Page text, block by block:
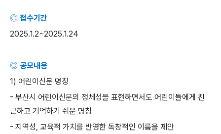
◎ 접수기간
2025.1.2~2025.1.24
◎ 공모내용
1) 어린이신문 명칭
- 부산시 어린이신문의 정체성을 표현하면서도 어린이들에게 친
근하고 기억하기 쉬운 명칭
- 지역성, 교육적 가치를 반영한 독창적인 이름을 제안